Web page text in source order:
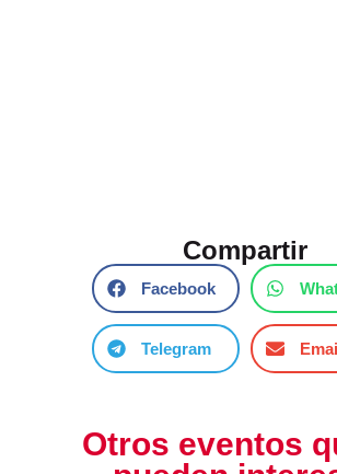
Compartir
Facebook
Telegram
Otros eventos